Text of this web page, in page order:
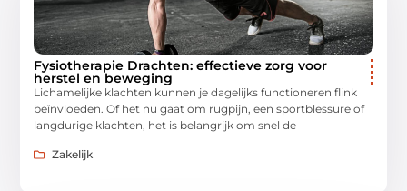
Fysiotherapie Drachten: effectieve zorg voor
herstel en beweging
Lichamelijke klachten kunnen je dagelijks functioneren flink
beïnvloeden. Of het nu gaat om rugpijn, een sportblessure of
langdurige klachten, het is belangrijk om snel de
Zakelijk